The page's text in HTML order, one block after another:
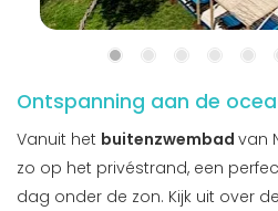
Ontspanning aan de
Vanuit het buitenzwembad van
zo op het privéstrand, een
dag onder de zon. Kijk uit over